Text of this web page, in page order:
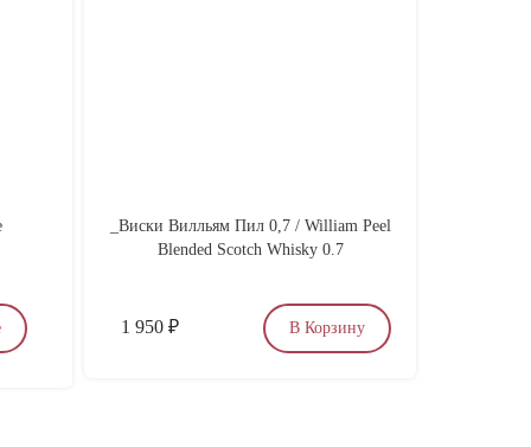
_Виски Вилльям Пил 0,7 / William Peel
Blended Scotch Whisky 0.7
1 950 ₽ В Корзину